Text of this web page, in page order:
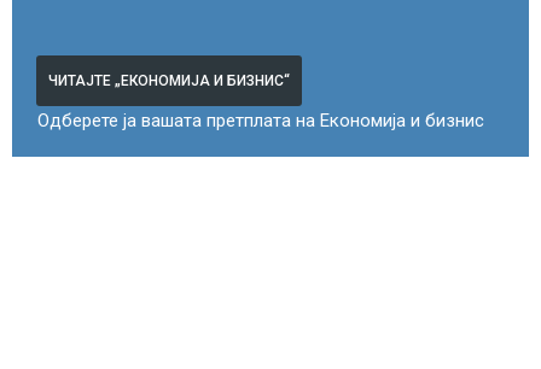
ЧИТАЈТЕ „ЕКОНОМИЈА И БИЗНИС“
Одберете ја вашата претплата на Економија и бизнис